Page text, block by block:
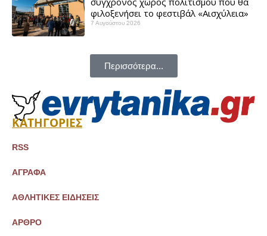
φιλοξενήσει το φεστιβάλ «Αισχύλεια» ​
7 Αυγούστου 2026
Περισσότερα...
ΚΑΤΗΓΟΡΙΕΣ
RSS
ΑΓΡΑΦΑ
ΑΘΛΗΤΙΚΕΣ ΕΙΔΗΣΕΙΣ
ΑΡΘΡΟ